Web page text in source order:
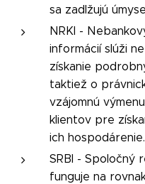
sa zadlžujú
NRKI -
informácií slúži
získanie
taktiež o
vzájomnú
klientov pre
ich hospodárenie.
SRBI - Spoločný
funguje na